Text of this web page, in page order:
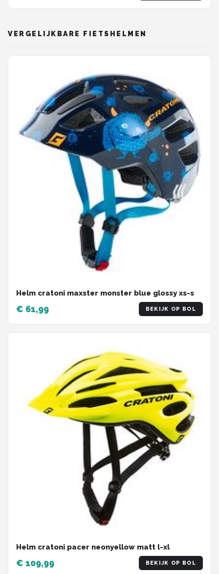
VERGELIJKBARE FIETSHELMEN
Helm cratoni maxster monster blue glossy xs-s
€ 61,99 BEKIJK OP BOL
Helm cratoni pacer neonyellow matt l-xl
€ 109,99 BEKIJK OP BOL